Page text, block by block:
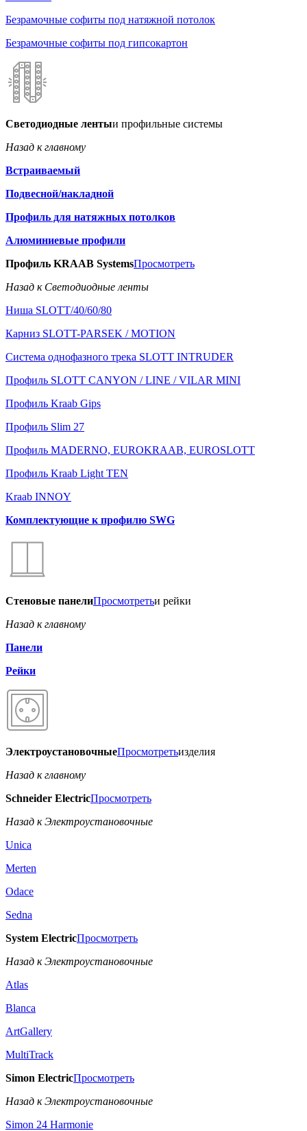
Безрамочные софиты под натяжной потолок
Безрамочные софиты под гипсокартон
Светодиодные лентыи профильные системы
Назад к главному
Встраиваемый
Подвесной/накладной
Профиль для натяжных потолков
Алюминиевые профили
Профиль KRAAB SystemsПросмотреть
Назад к Светодиодные ленты
Ниша SLOTT/40/60/80
Карниз SLOTT-PARSEK / MOTION
Система однофазного трека SLOTT INTRUDER
Профиль SLOTT CANYON / LINE / VILAR MINI
Профиль Kraab Gips
Профиль Slim 27
Профиль MADERNO, EUROKRAAB, EUROSLOTT
Профиль Kraab Light TEN
Kraab INNOY
Комплектующие к профилю SWG
Стеновые панелиПросмотретьи рейки
Назад к главному
Панели
Рейки
ЭлектроустановочныеПросмотретьизделия
Назад к главному
Schneider ElectricПросмотреть
Назад к Электроустановочные
Unica
Merten
Odace
Sedna
System ElectricПросмотреть
Назад к Электроустановочные
Atlas
Blanca
ArtGallery
MultiTrack
Simon ElectricПросмотреть
Назад к Электроустановочные
Simon 24 Harmonie